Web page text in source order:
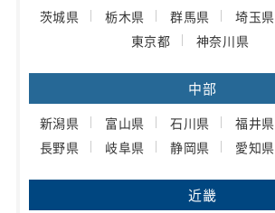
茨城県 栃木県 群馬県 埼玉県
東京都
神奈川県
中部
新潟県 富山県 石川県 福井県
長野県
岐阜県 静岡県 愛知県
近畿